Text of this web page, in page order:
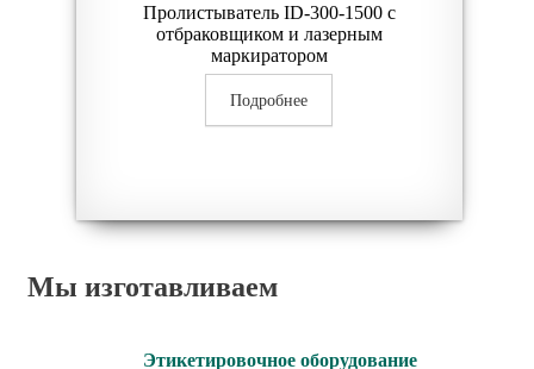
Пролистыватель ID-300-1500 с
отбраковщиком и лазерным
маркиратором
Подробнее
Мы изготавливаем
Этикетировочное оборудование